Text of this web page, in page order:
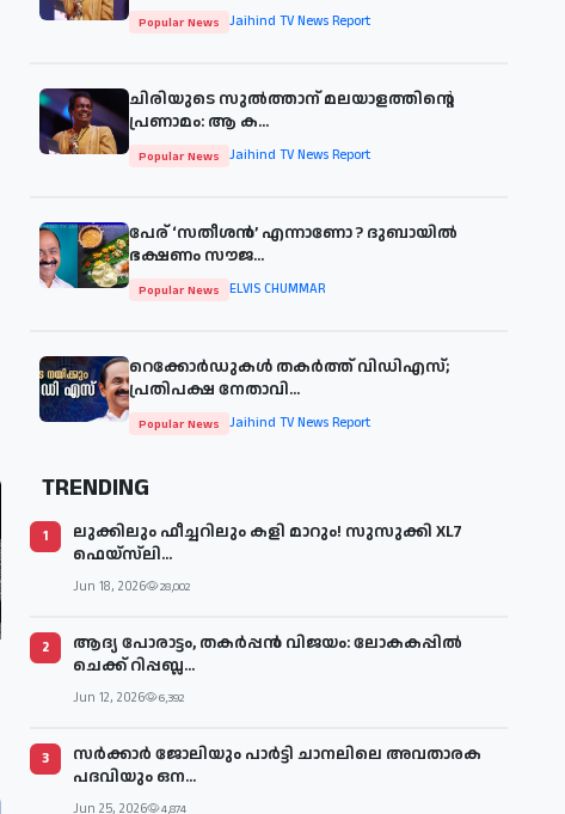
Popular News Jaihind TV News Report
ചിരിയുടെ സുൽത്താന് മലയാളത്തിന്റെ
പ്രണാമം: ആ ക...
Popular News Jaihind TV News Report
പേര് ‘സതീശന്‍’ എന്നാണോ ? ദുബായില്‍
ഭക്ഷണം സൗജ...
Popular News ELVIS CHUMMAR
റെക്കോർഡുകൾ തകർത്ത് വിഡിഎസ്;
പ്രതിപക്ഷ നേതാവി...
Popular News Jaihind TV News Report
TRENDING
1
ലുക്കിലും ഫീച്ചറിലും കളി മാറും! സുസുക്കി XL7
ഫെയ്‌സ്‌ലി...
Jun 18, 2026 28,002
2
ആദ്യ പോരാട്ടം, തകർപ്പൻ വിജയം: ലോകകപ്പിൽ
ചെക്ക് റിപ്പബ്ല...
Jun 12, 2026 6,392
3
സര്‍ക്കാര്‍ ജോലിയും പാര്‍ട്ടി ചാനലിലെ അവതാരക
പദവിയും ഒന...
Jun 25, 2026 4,874